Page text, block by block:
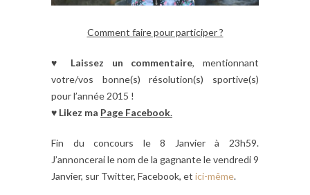
Comment faire pour participer ?
♥ Laissez un commentaire, mentionnant
votre/vos bonne(s) résolution(s) sportive(s)
pour l’année 2015 !
♥ Likez ma Page Facebook.
Fin du concours le 8 Janvier à 23h59.
J’annoncerai le nom de la gagnante le vendredi 9
Janvier, sur Twitter, Facebook, et ici-même.